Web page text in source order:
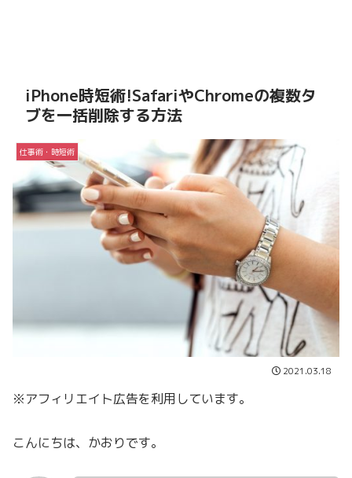
iPhone時短術!SafariやChromeの複数タ
ブを一括削除する方法
仕事術・時短術
2021.03.18
※アフィリエイト広告を利用しています。
こんにちは、かおりです。